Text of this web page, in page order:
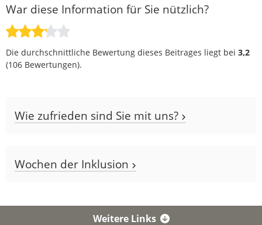
War diese Information für Sie nützlich?
Die durchschnittliche Bewertung dieses Beitrages liegt bei 3,2
(106 Bewertungen).
Wie zufrieden sind Sie mit uns?
Wochen der Inklusion
Weitere Links